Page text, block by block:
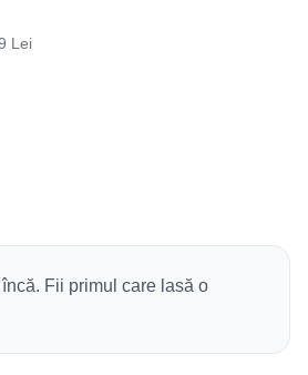
Lei
Fii primul care lasă o